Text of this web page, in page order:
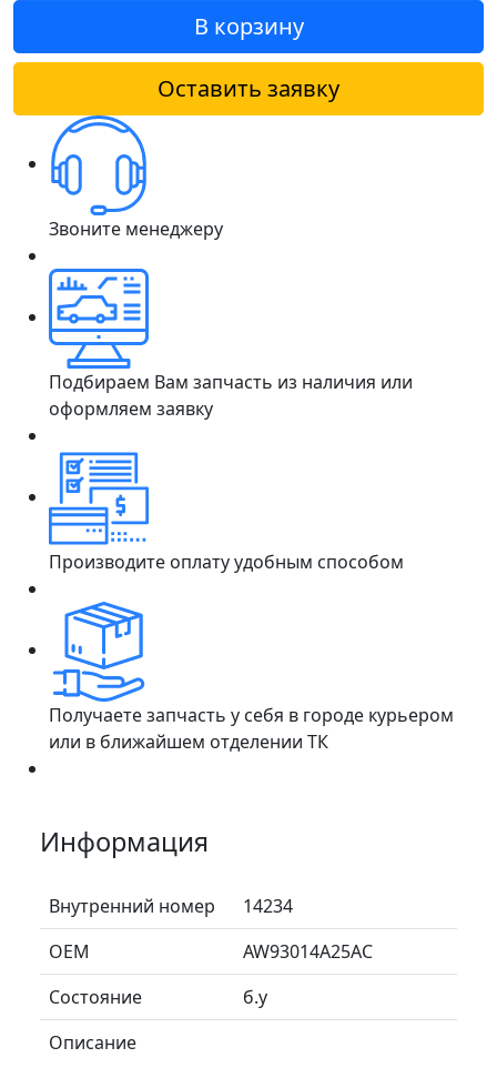
В корзину
Оставить заявку
Звоните менеджеру
Подбираем Вам запчасть из наличия или
оформляем заявку
Производите оплату удобным способом
Получаете запчасть у себя в городе курьером
или в ближайшем отделении ТК
Информация
Внутренний номер
14234
ОЕМ
AW93014A25AC
Состояние
б.у
Описание